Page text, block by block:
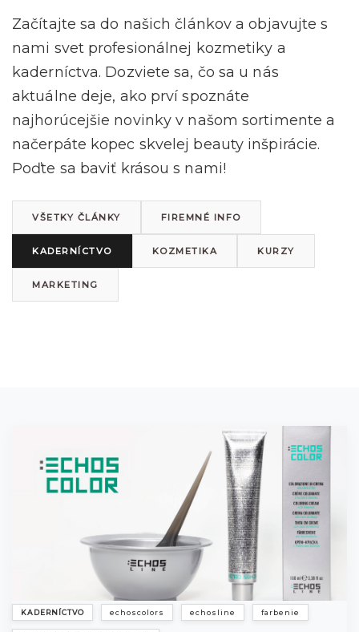
Začítajte sa do našich článkov a objavujte s
nami svet profesionálnej kozmetiky a
kaderníctva. Dozviete sa, čo sa u nás
aktuálne deje, ako prví spoznáte
najhorúcejšie novinky v našom sortimente a
načerpáte kopec skvelej beauty inšpirácie.
Poďte sa baviť krásou s nami!
VŠETKY ČLÁNKY FIREMNÉ INFO
KADERNÍCTVO KOZMETIKA KURZY
MARKETING
KADERNÍCTVO echoscolors echosline farbenie